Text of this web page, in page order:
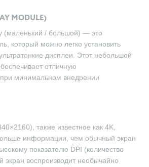
MODULE)
(маленький / большой) — это
который можно легко установить
дисплеи. Этот небольшой
отличную
при минимальном внедрении
также известное как 4K,
информации, чем обычный экран
показателю DPI (количество
экран воспроизводит необычайно